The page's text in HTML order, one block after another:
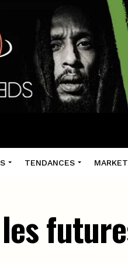
TENDANCES